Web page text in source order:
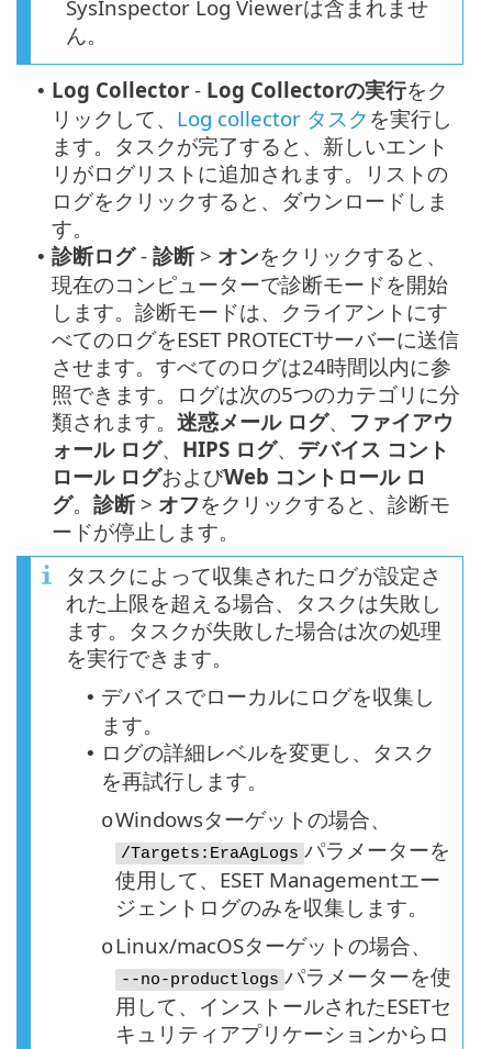
SysInspector Log Viewerは含まれませ
ん。
• Log Collector - Log Collectorの実行をク
リックして、 Log collector タスク を実行し
ます。タスクが完了すると、新しいエント
リがログリストに追加されます。リストの
ログをクリックすると、ダウンロードしま
す。
• 診断ログ- 診断 > オンをクリックすると、
現在のコンピューターで診断モードを開始
します。診断モードは、クライアントにす
べてのログをESET PROTECTサーバーに送信
させます。すべてのログは24時間以内に参
照できます。ログは次の5つのカテゴリに分
類されます。 迷惑メール ログ、 ファイアウ
ォール ログ、 HIPS ログ、 デバイス コント
ロール ログおよびWeb コントロール ロ
グ。 診断 > オフをクリックすると、診断モ
ードが停止します。
タスクによって収集されたログが設定さ
れた上限を超える場合、タスクは失敗し
ます。タスクが失敗した場合は次の処理
を実行できます。
• デバイスでローカルにログを収集し
ます。
• ログの詳細レベルを変更し、タスク
を再試行します。
oWindowsターゲットの場合、
/Targets:EraAgLogs パラメーターを
使用して、ESET Managementエー
ジェントログのみを収集します。
oLinux/macOSターゲットの場合、
--no-productlogs パラメーターを使
用して、インストールされたESETセ
キュリティアプリケーションからロ